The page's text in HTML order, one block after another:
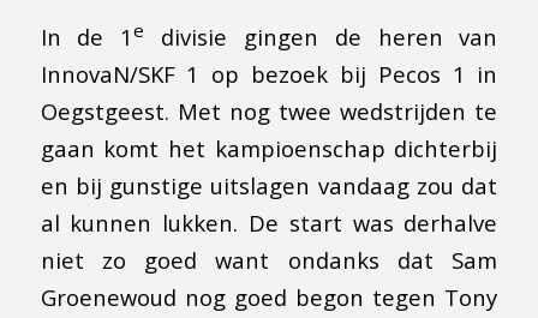
In de 1e
divisie gingen de heren van
InnovaN/SKF 1 op bezoek bij Pecos 1 in
Oegstgeest. Met nog twee wedstrijden te
gaan komt het kampioenschap dichterbij
en bij gunstige uitslagen vandaag zou dat
al kunnen lukken. De start was derhalve
niet zo goed want ondanks dat Sam
Groenewoud nog goed begon tegen Tony